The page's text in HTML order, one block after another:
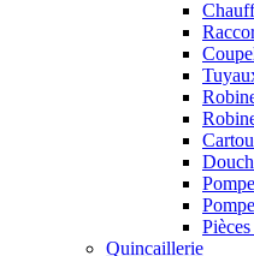
Quincaillerie